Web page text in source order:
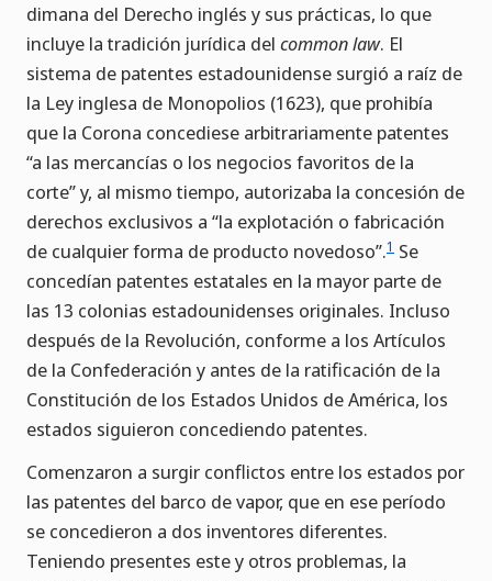
dimana del Derecho inglés y sus prácticas, lo que
incluye la tradición jurídica del common law. El
sistema de patentes estadounidense surgió a raíz de
la Ley inglesa de Monopolios (1623), que prohibía
que la Corona concediese arbitrariamente patentes
“a las mercancías o los negocios favoritos de la
corte” y, al mismo tiempo, autorizaba la concesión de
derechos exclusivos a “la explotación o fabricación
de cualquier forma de producto novedoso”.1 Se
concedían patentes estatales en la mayor parte de
las 13 colonias estadounidenses originales. Incluso
después de la Revolución, conforme a los Artículos
de la Confederación y antes de la ratificación de la
Constitución de los Estados Unidos de América, los
estados siguieron concediendo patentes.
Comenzaron a surgir conflictos entre los estados por
las patentes del barco de vapor, que en ese período
se concedieron a dos inventores diferentes.
Teniendo presentes este y otros problemas, la